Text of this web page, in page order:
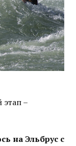
этап –
на Эльбрус с